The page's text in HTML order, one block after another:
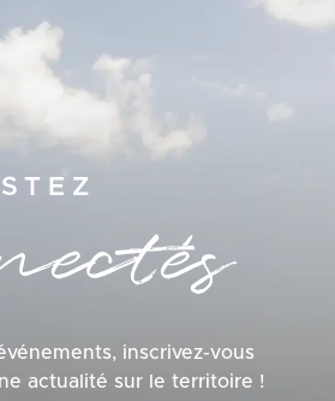
inscrivez-vous
actualité sur le territoire !